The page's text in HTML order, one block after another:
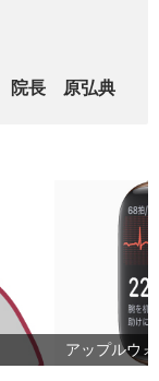
院長 原弘典
アップルウ